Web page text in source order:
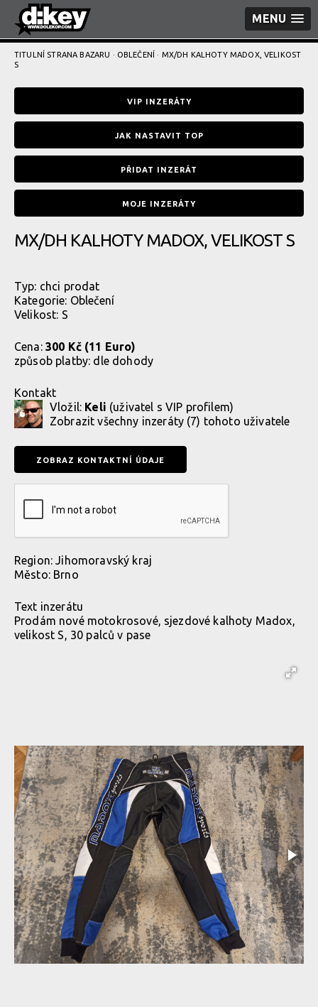
MENU
TITULNÍ STRANA BAZARU · OBLEČENÍ · MX/DH KALHOTY MADOX, VELIKOST
S
VIP INZERÁTY
JAK NASTAVIT TOP
PŘIDAT INZERÁT
MOJE INZERÁTY
MX/DH KALHOTY MADOX, VELIKOST S
Typ: chci prodat
Kategorie: Oblečení
Velikost: S
Cena: 300 Kč (11 Euro)
způsob platby: dle dohody
Kontakt
Vložil: Keli (uživatel s VIP profilem)
Zobrazitvšechny inzeráty (7) tohoto uživatele
Region:Jihomoravský kraj
Město: Brno
Text inzerátu
Prodám nové motokrosové, sjezdové kalhoty Madox,
velikost S, 30 palců v pase